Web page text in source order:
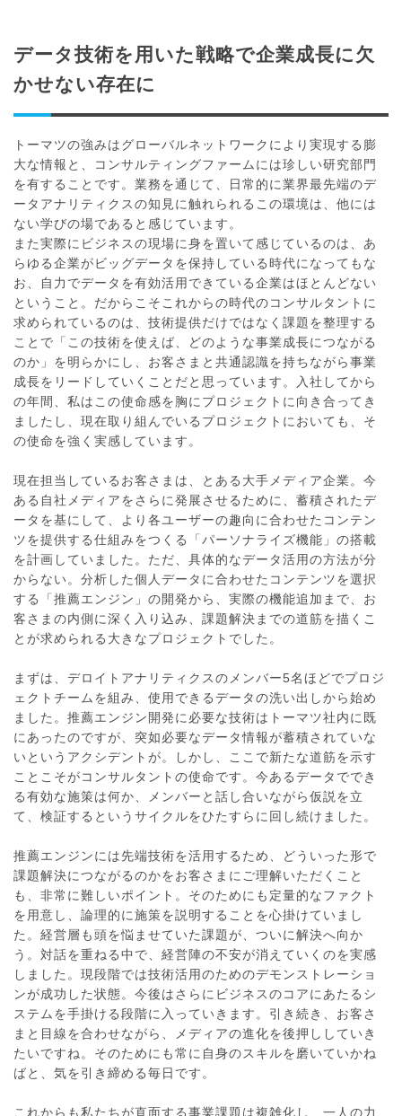
データ技術を用いた戦略で企業成長に欠
かせない存在に
トーマツの強みはグローバルネットワークにより実現する膨
大な情報と、コンサルティングファームには珍しい研究部門
を有することです。業務を通じて、日常的に業界最先端のデ
ータアナリティクスの知見に触れられるこの環境は、他には
ない学びの場であると感じています。
また実際にビジネスの現場に身を置いて感じているのは、あ
らゆる企業がビッグデータを保持している時代になってもな
お、自力でデータを有効活用できている企業はほとんどない
ということ。だからこそこれからの時代のコンサルタントに
求められているのは、技術提供だけではなく課題を整理する
ことで「この技術を使えば、どのような事業成長につながる
のか」を明らかにし、お客さまと共通認識を持ちながら事業
成長をリードしていくことだと思っています。入社してから
の年間、私はこの使命感を胸にプロジェクトに向き合ってき
ましたし、現在取り組んでいるプロジェクトにおいても、そ
の使命を強く実感しています。
現在担当しているお客さまは、とある大手メディア企業。今
ある自社メディアをさらに発展させるために、蓄積されたデ
ータを基にして、より各ユーザーの趣向に合わせたコンテン
ツを提供する仕組みをつくる「パーソナライズ機能」の搭載
を計画していました。ただ、具体的なデータ活用の方法が分
からない。分析した個人データに合わせたコンテンツを選択
する「推薦エンジン」の開発から、実際の機能追加まで、お
客さまの内側に深く入り込み、課題解決までの道筋を描くこ
とが求められる大きなプロジェクトでした。
まずは、デロイトアナリティクスのメンバー5名ほどでプロジ
ェクトチームを組み、使用できるデータの洗い出しから始め
ました。推薦エンジン開発に必要な技術はトーマツ社内に既
にあったのですが、突如必要なデータ情報が蓄積されていな
いというアクシデントが。しかし、ここで新たな道筋を示す
ことこそがコンサルタントの使命です。今あるデータででき
る有効な施策は何か、メンバーと話し合いながら仮説を立
て、検証するというサイクルをひたすらに回し続けました。
推薦エンジンには先端技術を活用するため、どういった形で
課題解決につながるのかをお客さまにご理解いただくこと
も、非常に難しいポイント。そのためにも定量的なファクト
を用意し、論理的に施策を説明することを心掛けていまし
た。経営層も頭を悩ませていた課題が、ついに解決へ向か
う。対話を重ねる中で、経営陣の不安が消えていくのを実感
しました。現段階では技術活用のためのデモンストレーショ
ンが成功した状態。今後はさらにビジネスのコアにあたるシ
ステムを手掛ける段階に入っていきます。引き続き、お客さ
まと目線を合わせながら、メディアの進化を後押ししていき
たいですね。そのためにも常に自身のスキルを磨いていかね
ばと、気を引き締める毎日です。
これからも私たちが直面する事業課題は複雑化し、一人の力